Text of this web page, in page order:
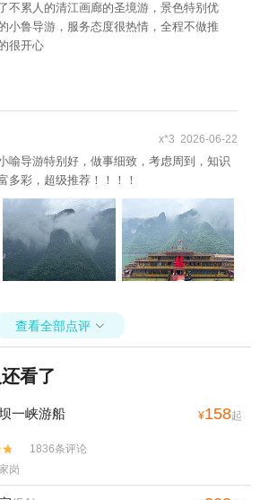
不累人的清江画廊的圣境游，景色特别优
小鲁导游，服务态度很热情，全程不做推
很开心
x*3 2026-06-22
喻导游特别好，做事细致，考虑周到，知识
多彩，超级推荐！！！！
查看全部点评 
看了
一峡游船 ¥158起
1836条评论
岗